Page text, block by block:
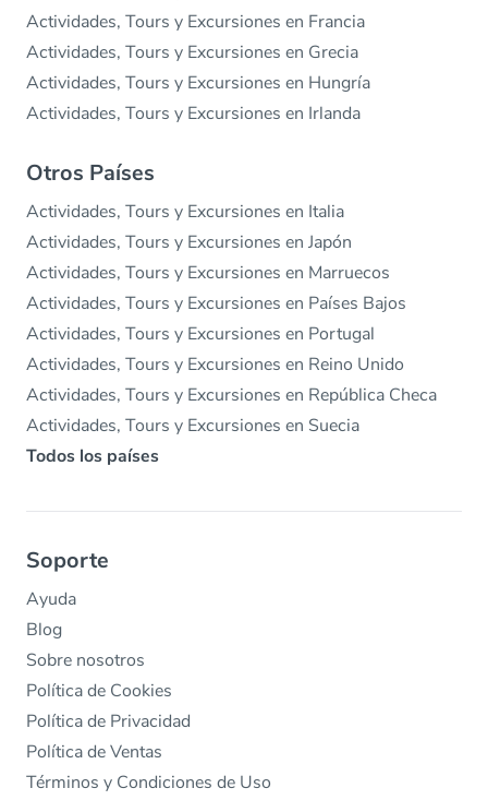
Actividades, Tours y Excursiones en Francia
Actividades, Tours y Excursiones en Grecia
Actividades, Tours y Excursiones en Hungría
Actividades, Tours y Excursiones en Irlanda
Otros Países
Actividades, Tours y Excursiones en Italia
Actividades, Tours y Excursiones en Japón
Actividades, Tours y Excursiones en Marruecos
Actividades, Tours y Excursiones en Países Bajos
Actividades, Tours y Excursiones en Portugal
Actividades, Tours y Excursiones en Reino Unido
Actividades, Tours y Excursiones en República Checa
Actividades, Tours y Excursiones en Suecia
Todos los países
Soporte
Ayuda
Blog
Sobre nosotros
Política de Cookies
Política de Privacidad
Política de Ventas
Términos y Condiciones de Uso